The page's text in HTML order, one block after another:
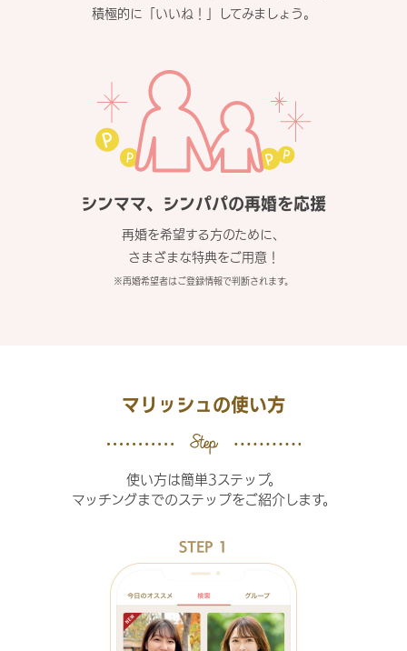
積極的に「いいね！」してみましょう。
シンママ、シンパパの再婚を応援
再婚を希望する方のために、
さまざまな特典をご用意！
※再婚希望者はご登録情報で判断されます。
マリッシュの使い方
使い方は簡単3ステップ。
マッチングまでのステップをご紹介します。
STEP 1